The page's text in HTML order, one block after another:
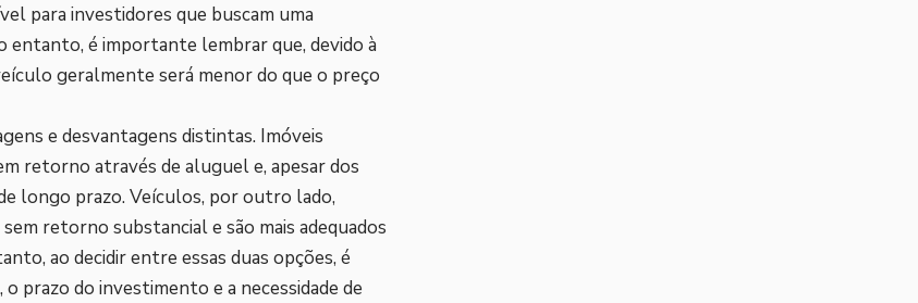
para investidores que buscam uma
entanto, é importante lembrar que, devido à
geralmente será menor do que o preço
e desvantagens distintas. Imóveis
retorno através de aluguel e, apesar dos
longo prazo. Veículos, por outro lado,
retorno substancial e são mais adequados
ao decidir entre essas duas opções, é
prazo do investimento e a necessidade de